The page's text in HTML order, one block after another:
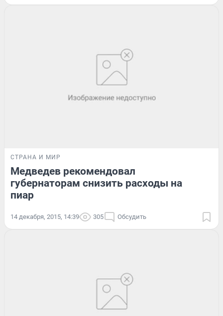
СТРАНА И МИР
Медведев рекомендовал
губернаторам снизить расходы на
пиар
14 декабря, 2015, 14:39 305 Обсудить